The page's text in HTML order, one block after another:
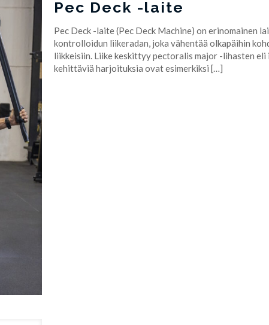
Pec Deck -laite
Pec Deck -laite (Pec Deck Machine) on erinomainen
kontrolloidun liikeradan, joka vähentää olkapäihin
liikkeisiin. Liike keskittyy pectoralis major -lihasten
kehittäviä harjoituksia ovat esimerkiksi […]